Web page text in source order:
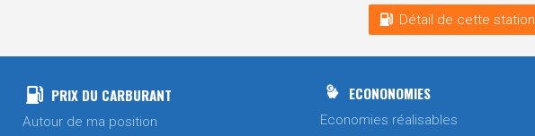
Détail de cette station
PRIX DU CARBURANT
Autour de ma position
ECONONOMIES
Economies réalisables